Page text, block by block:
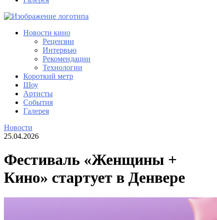
Новости кино
Рецензии
Интервью
Рекомендации
Технологии
Короткий метр
Шоу
Артисты
События
Галерея
Новости
25.04.2026
Фестиваль «Женщины +
Кино» стартует в Денвере